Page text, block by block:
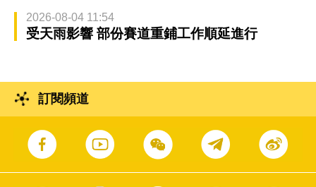
2026-08-04 11:54
受天雨影響 部份賽道重鋪工作順延進行
訂閱頻道